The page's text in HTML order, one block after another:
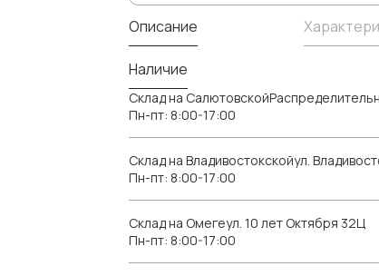
Описание
Наличие
Склад на
Пн-пт: 8:00-17:00
Склад на Владивостокскойул.
Пн-пт: 8:00-17:00
Склад на Омегеул. 10 лет Октября 32Ц
Пн-пт: 8:00-17:00